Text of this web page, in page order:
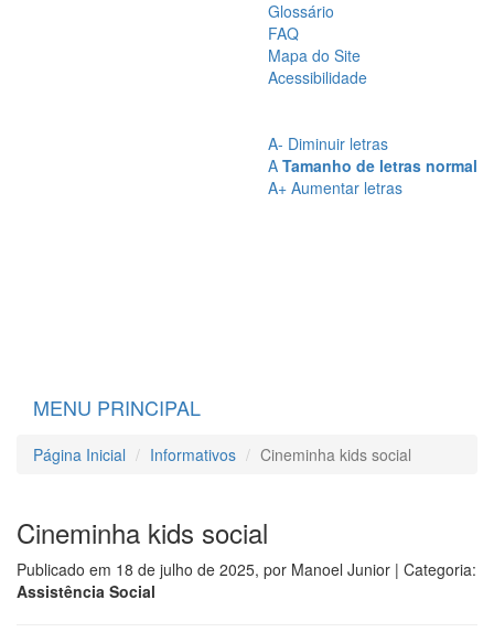
Glossário
FAQ
Mapa do Site
Acessibilidade
A- Diminuir letras
A Tamanho de letras normal
A+ Aumentar letras
MENU PRINCIPAL
Página Inicial Informativos Cineminha kids social
Cineminha kids social
Publicado em 18 de julho de 2025, por Manoel Junior | Categoria:
Assistência Social